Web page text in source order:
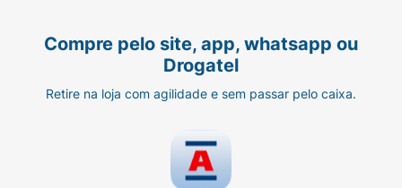
Compre pelo site, app, whatsapp ou
Drogatel
Retire na loja com agilidade e sem passar pelo caixa.